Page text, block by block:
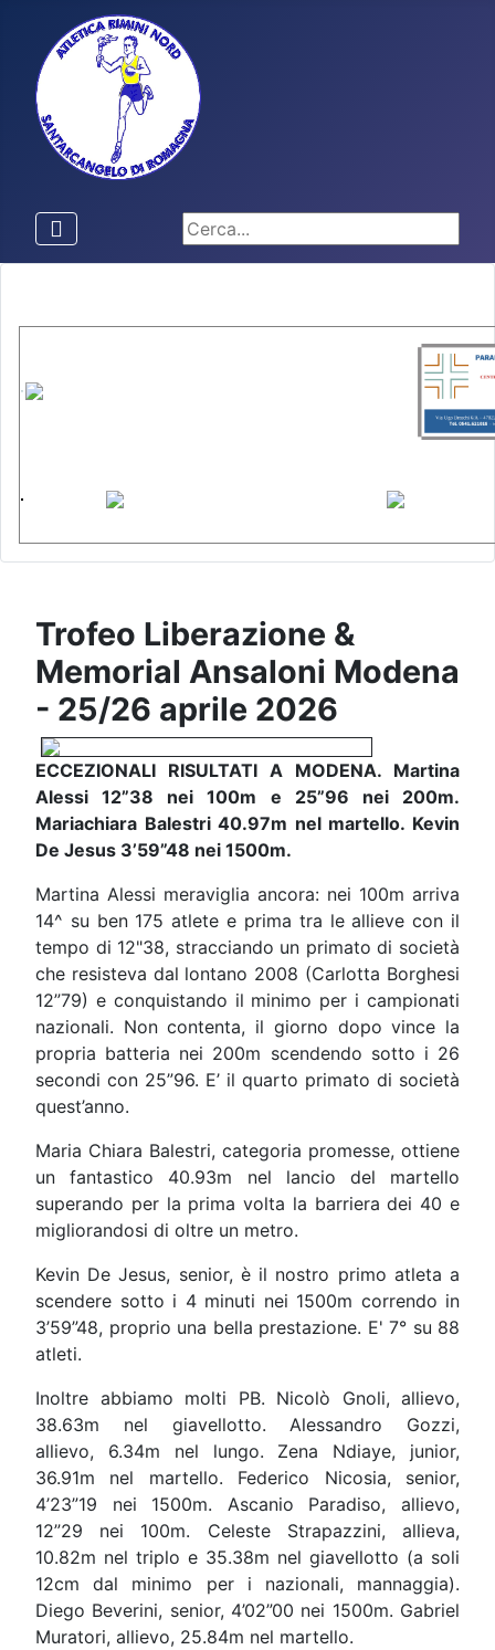
Cerca...
Trofeo Liberazione &
Memorial Ansaloni Modena
- 25/26 aprile 2026
ECCEZIONALI RISULTATI A MODENA. Martina
Alessi 12”38 nei 100m e 25”96 nei 200m.
Mariachiara Balestri 40.97m nel martello. Kevin
De Jesus 3’59”48 nei 1500m.
Martina Alessi meraviglia ancora: nei 100m arriva
14^ su ben 175 atlete e prima tra le allieve con il
tempo di 12"38, stracciando un primato di società
che resisteva dal lontano 2008 (Carlotta Borghesi
12”79) e conquistando il minimo per i campionati
nazionali. Non contenta, il giorno dopo vince la
propria batteria nei 200m scendendo sotto i 26
secondi con 25”96. E’ il quarto primato di società
quest’anno.
Maria Chiara Balestri, categoria promesse, ottiene
un fantastico 40.93m nel lancio del martello
superando per la prima volta la barriera dei 40 e
migliorandosi di oltre un metro.
Kevin De Jesus, senior, è il nostro primo atleta a
scendere sotto i 4 minuti nei 1500m correndo in
3’59”48, proprio una bella prestazione. E' 7° su 88
atleti.
Inoltre abbiamo molti PB. Nicolò Gnoli, allievo,
38.63m nel giavellotto. Alessandro Gozzi,
allievo, 6.34m nel lungo. Zena Ndiaye, junior,
36.91m nel martello. Federico Nicosia, senior,
4’23”19 nei 1500m. Ascanio Paradiso, allievo,
12”29 nei 100m. Celeste Strapazzini, allieva,
10.82m nel triplo e 35.38m nel giavellotto (a soli
12cm dal minimo per i nazionali, mannaggia).
Diego Beverini, senior, 4’02”00 nei 1500m. Gabriel
Muratori, allievo, 25.84m nel martello.